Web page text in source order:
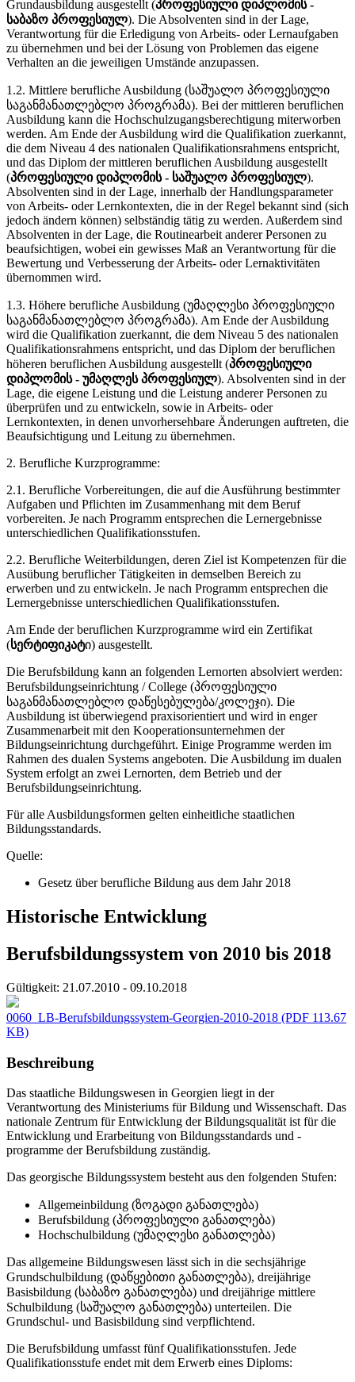
Grundausbildung ausgestellt (პროფესიული დიპლომის -
საბაზო პროფესიულ). Die Absolventen sind in der Lage,
Verantwortung für die Erledigung von Arbeits- oder Lernaufgaben
zu übernehmen und bei der Lösung von Problemen das eigene
Verhalten an die jeweiligen Umstände anzupassen.
1.2. Mittlere berufliche Ausbildung (საშუალო პროფესიული
საგანმანათლებლო პროგრამა). Bei der mittleren beruflichen
Ausbildung kann die Hochschulzugangsberechtigung miterworben
werden. Am Ende der Ausbildung wird die Qualifikation zuerkannt,
die dem Niveau 4 des nationalen Qualifikationsrahmens entspricht,
und das Diplom der mittleren beruflichen Ausbildung ausgestellt
(პროფესიული დიპლომის - საშუალო პროფესიულ).
Absolventen sind in der Lage, innerhalb der Handlungsparameter
von Arbeits- oder Lernkontexten, die in der Regel bekannt sind (sich
jedoch ändern können) selbständig tätig zu werden. Außerdem sind
Absolventen in der Lage, die Routinearbeit anderer Personen zu
beaufsichtigen, wobei ein gewisses Maß an Verantwortung für die
Bewertung und Verbesserung der Arbeits- oder Lernaktivitäten
übernommen wird.
1.3. Höhere berufliche Ausbildung (უმაღლესი პროფესიული
საგანმანათლებლო პროგრამა). Am Ende der Ausbildung
wird die Qualifikation zuerkannt, die dem Niveau 5 des nationalen
Qualifikationsrahmens entspricht, und das Diplom der beruflichen
höheren beruflichen Ausbildung ausgestellt (პროფესიული
დიპლომის - უმაღლეს პროფესიულ). Absolventen sind in der
Lage, die eigene Leistung und die Leistung anderer Personen zu
überprüfen und zu entwickeln, sowie in Arbeits- oder
Lernkontexten, in denen unvorhersehbare Änderungen auftreten, die
Beaufsichtigung und Leitung zu übernehmen.
2. Berufliche Kurzprogramme:
2.1. Berufliche Vorbereitungen, die auf die Ausführung bestimmter
Aufgaben und Pflichten im Zusammenhang mit dem Beruf
vorbereiten. Je nach Programm entsprechen die Lernergebnisse
unterschiedlichen Qualifikationsstufen.
2.2. Berufliche Weiterbildungen, deren Ziel ist Kompetenzen für die
Ausübung beruflicher Tätigkeiten in demselben Bereich zu
erwerben und zu entwickeln. Je nach Programm entsprechen die
Lernergebnisse unterschiedlichen Qualifikationsstufen.
Am Ende der beruflichen Kurzprogramme wird ein Zertifikat
(სერტიფიკატი) ausgestellt.
Die Berufsbildung kann an folgenden Lernorten absolviert werden:
Berufsbildungseinrichtung / College (პროფესიული
საგანმანათლებლო დაწესებულება/კოლეჯი). Die
Ausbildung ist überwiegend praxisorientiert und wird in enger
Zusammenarbeit mit den Kooperationsunternehmen der
Bildungseinrichtung durchgeführt. Einige Programme werden im
Rahmen des dualen Systems angeboten. Die Ausbildung im dualen
System erfolgt an zwei Lernorten, dem Betrieb und der
Berufsbildungseinrichtung.
Für alle Ausbildungsformen gelten einheitliche staatlichen
Bildungsstandards.
Quelle:
Gesetz über berufliche Bildung aus dem Jahr 2018
Historische Entwicklung
Berufsbildungssystem von 2010 bis 2018
Gültigkeit: 21.07.2010 - 09.10.2018
0060_LB-Berufsbildungssystem-Georgien-2010-2018 (PDF 113.67
KB)
Beschreibung
Das staatliche Bildungswesen in Georgien liegt in der
Verantwortung des Ministeriums für Bildung und Wissenschaft. Das
nationale Zentrum für Entwicklung der Bildungsqualität ist für die
Entwicklung und Erarbeitung von Bildungsstandards und -
programme der Berufsbildung zuständig.
Das georgische Bildungssystem besteht aus den folgenden Stufen:
Allgemeinbildung (ზოგადი განათლება)
Berufsbildung (პროფესიული განათლება)
Hochschulbildung (უმაღლესი განათლება)
Das allgemeine Bildungswesen lässt sich in die sechsjährige
Grundschulbildung (დაწყებითი განათლება), dreijährige
Basisbildung (საბაზო განათლება) und dreijährige mittlere
Schulbildung (საშუალო განათლება) unterteilen. Die
Grundschul- und Basisbildung sind verpflichtend.
Die Berufsbildung umfasst fünf Qualifikationsstufen. Jede
Qualifikationsstufe endet mit dem Erwerb eines Diploms: